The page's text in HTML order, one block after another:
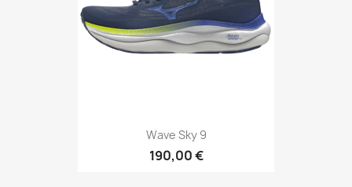
Wave Sky 9
190,00 €